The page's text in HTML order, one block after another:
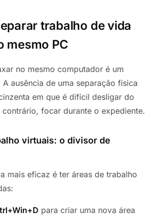
trabalho de vida
mesmo PC
no mesmo computador é um
ausência de uma separação física
em que é difícil desligar do
focar durante o expediente.
virtuais: o divisor de
mais eficaz é ter áreas de trabalho
para criar uma nova área